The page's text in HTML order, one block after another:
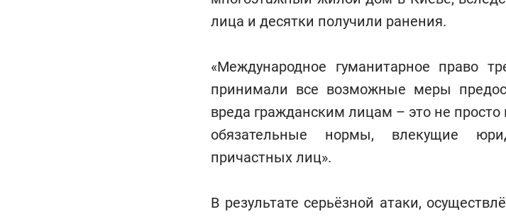
лица и десятки получили ранения.
«Международное гуманитарное право
принимали все возможные меры
вреда гражданским лицам – это не
обязательные нормы, влекущие
причастных лиц».
В результате серьёзной атаки,